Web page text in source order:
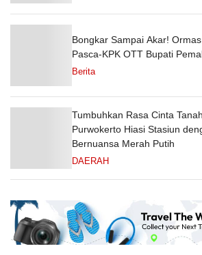
Bongkar Sampai Akar!
Pasca-KPK OTT Bupati
Berita
Tumbuhkan Rasa Cinta
Purwokerto Hiasi Stasiun
Bernuansa Merah Putih
DAERAH